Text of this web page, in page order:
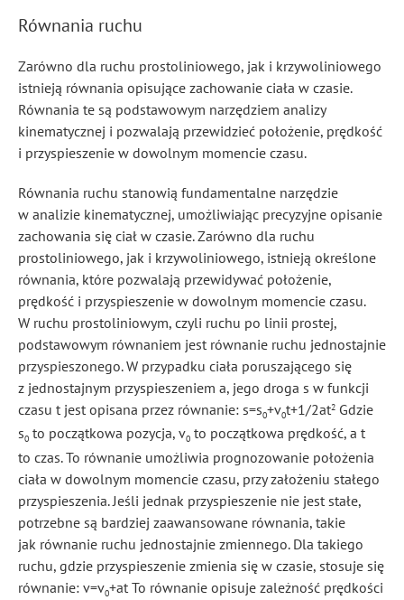
Równania ruchu
Zarówno dla ruchu prostoliniowego, jak i krzywoliniowego
istnieją równania opisujące zachowanie ciała w czasie.
Równania te są podstawowym narzędziem analizy
kinematycznej i pozwalają przewidzieć położenie, prędkość
i przyspieszenie w dowolnym momencie czasu.
Równania ruchu stanowią fundamentalne narzędzie
w analizie kinematycznej, umożliwiając precyzyjne opisanie
zachowania się ciał w czasie. Zarówno dla ruchu
prostoliniowego, jak i krzywoliniowego, istnieją określone
równania, które pozwalają przewidywać położenie,
prędkość i przyspieszenie w dowolnym momencie czasu.
W ruchu prostoliniowym, czyli ruchu po linii prostej,
podstawowym równaniem jest równanie ruchu jednostajnie
przyspieszonego. W przypadku ciała poruszającego się
z jednostajnym przyspieszeniem a, jego droga s w funkcji
czasu t jest opisana przez równanie: s=s0+v0t+1/2at2 Gdzie
s0 to początkowa pozycja, v0 to początkowa prędkość, a t
to czas. To równanie umożliwia prognozowanie położenia
ciała w dowolnym momencie czasu, przy założeniu stałego
przyspieszenia. Jeśli jednak przyspieszenie nie jest stałe,
potrzebne są bardziej zaawansowane równania, takie
jak równanie ruchu jednostajnie zmiennego. Dla takiego
ruchu, gdzie przyspieszenie zmienia się w czasie, stosuje się
równanie: v=v0+at To równanie opisuje zależność prędkości